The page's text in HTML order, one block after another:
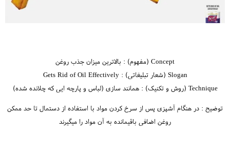
Concept (مفهوم) : بالاترین میزان جذب روغن
Slogan (شعار تبلیغاتی) : Gets Rid of Oil Effectively
Technique (روش و تکنیک) : همانند سازی (لباس و پارچه ایی که چلانده شده)
توضیح : در هنگام آشپزی پس از سرخ کردن مواد با استفاده از دستمال تا حد ممکن
روغن اضافی باقیمانده به آن مواد را میگیرند